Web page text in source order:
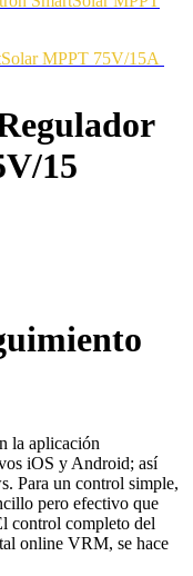
MPPT 75V/15A
15
la aplicación
iOS y Android; así
Para un control simple,
pero efectivo que
control completo del
online VRM, se hace